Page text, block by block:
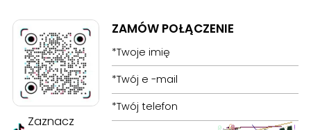
Zaznacz
ZAMÓW POŁĄCZENIE